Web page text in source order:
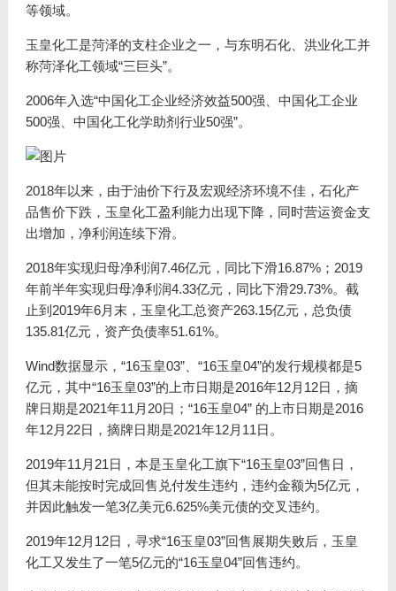
等领域。
玉皇化工是菏泽的支柱企业之一，与东明石化、洪业化工并
称菏泽化工领域“三巨头”。
2006年入选“中国化工企业经济效益500强、中国化工企业
500强、中国化工化学助剂行业50强”。
2018年以来，由于油价下行及宏观经济环境不佳，石化产
品售价下跌，玉皇化工盈利能力出现下降，同时营运资金支
出增加，净利润连续下滑。
2018年实现归母净利润7.46亿元，同比下滑16.87%；2019
年前半年实现归母净利润4.33亿元，同比下滑29.73%。截
止到2019年6月末，玉皇化工总资产263.15亿元，总负债
135.81亿元，资产负债率51.61%。
Wind数据显示，“16玉皇03”、“16玉皇04”的发行规模都是5
亿元，其中“16玉皇03”的上市日期是2016年12月12日，摘
牌日期是2021年11月20日；“16玉皇04” 的上市日期是2016
年12月22日，摘牌日期是2021年12月11日。
2019年11月21日，本是玉皇化工旗下“16玉皇03”回售日，
但其未能按时完成回售兑付发生违约，违约金额为5亿元，
并因此触发一笔3亿美元6.625%美元债的交叉违约。
2019年12月12日，寻求“16玉皇03”回售展期失败后，玉皇
化工又发生了一笔5亿元的“16玉皇04”回售违约。